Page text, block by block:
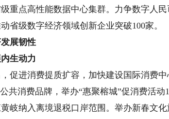
重点高性能数据中心集群。力争数字人
省级数字经济领域创新企业突破100家。
展韧性
生动力
进消费提质扩容，加快建设国际消费中
共消费品牌，举办“惠聚榕城”促消费活
岐纳入离境退税口岸范围。举办新春文